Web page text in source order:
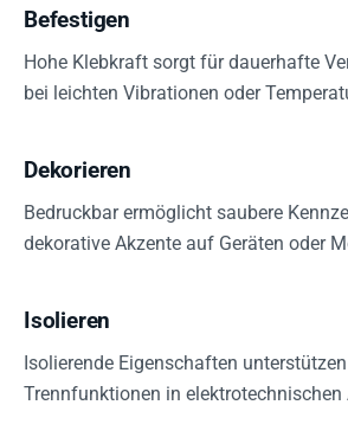
Befestigen
Hohe Klebkraft sorgt für dauerhafte
bei leichten Vibrationen oder
Dekorieren
Bedruckbar ermöglicht saubere
dekorative Akzente auf Geräten oder
Isolieren
Isolierende Eigenschaften
Trennfunktionen in elektrotechnischen